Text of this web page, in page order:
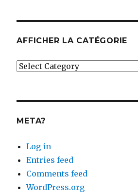
AFFICHER LA CATÉGORIE
Afficher
META?
Log in
Entries feed
Comments feed
WordPress.org